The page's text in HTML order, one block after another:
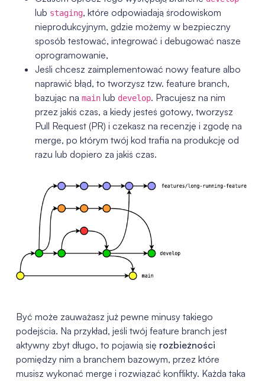
lub staging, które odpowiadają środowiskom
nieprodukcyjnym, gdzie możemy w bezpieczny
sposób testować, integrować i debugować nasze
oprogramowanie,
Jeśli chcesz zaimplementować nowy feature albo
naprawić błąd, to tworzysz tzw. feature branch,
bazując na mainlub develop. Pracujesz na nim
przez jakiś czas, a kiedy jesteś gotowy, tworzysz
Pull Request (PR) i czekasz na recenzję i zgodę na
merge, po którym twój kod trafia na produkcję od
razu lub dopiero za jakiś czas.
Być może zauważasz już pewne minusy takiego
podejścia. Na przykład, jeśli twój feature branch jest
aktywny zbyt długo, to pojawią się rozbieżności
pomiędzy nim a branchem bazowym, przez które
musisz wykonać merge i rozwiązać konflikty. Każda taka